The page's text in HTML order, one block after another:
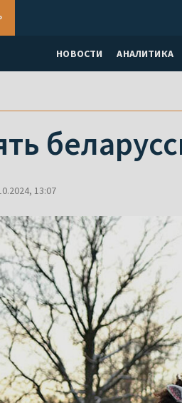
НОВОСТИ АНАЛИТИКА
13:07